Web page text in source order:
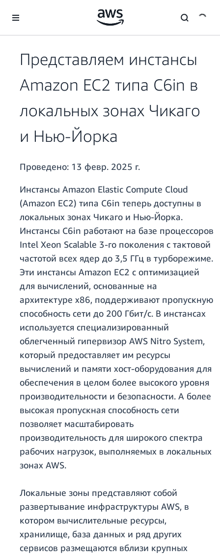
Перейти к главному контенту
Представляем инстансы
Amazon EC2 типа C6in в
локальных зонах Чикаго
и Нью-Йорка
Проведено: 13 февр. 2025 г.
Инстансы Amazon Elastic Compute Cloud
(Amazon EC2) типа C6in теперь доступны в
локальных зонах Чикаго и Нью-Йорка.
Инстансы C6in работают на базе процессоров
Intel Xeon Scalable 3-го поколения с тактовой
частотой всех ядер до 3,5 ГГц в турборежиме.
Эти инстансы Amazon EC2 с оптимизацией
для вычислений, основанные на
архитектуре x86, поддерживают пропускную
способность сети до 200 Гбит/с. В инстансах
используется специализированный
облегченный гипервизор AWS Nitro System,
который предоставляет им ресурсы
вычислений и памяти хост-оборудования для
обеспечения в целом более высокого уровня
производительности и безопасности. А более
высокая пропускная способность сети
позволяет масштабировать
производительность для широкого спектра
рабочих нагрузок, выполняемых в локальных
зонах AWS.
Локальные зоны представляют собой
развертывание инфраструктуры AWS, в
котором вычислительные ресурсы,
хранилище, база данных и ряд других
сервисов размещаются вблизи крупных